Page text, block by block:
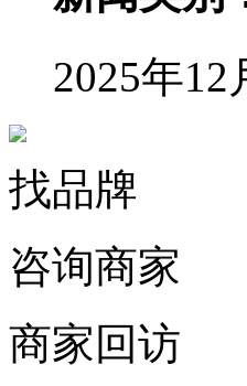
2025年12
找品牌
咨询商家
商家回访